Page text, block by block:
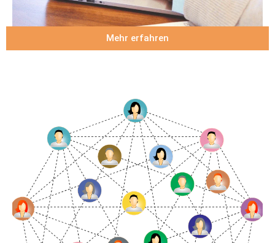
Mehr erfahren